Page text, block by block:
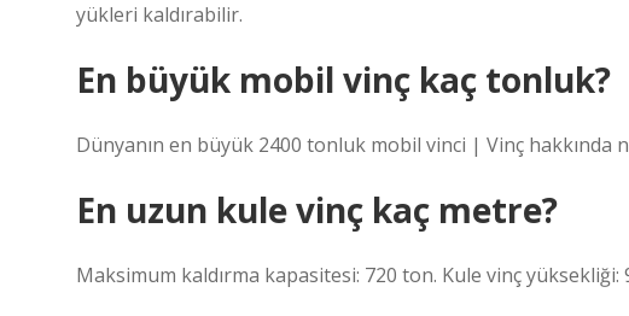
yükleri kaldırabilir.
En büyük mobil vinç kaç tonluk?
Dünyanın en büyük 2400 tonluk mobil vinci | Vinç
En uzun kule vinç kaç metre?
Maksimum kaldırma kapasitesi: 720 ton. Kule vinç yüksekliği: